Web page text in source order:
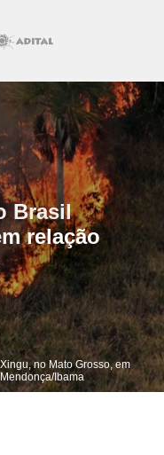
Brasil
relação
no Mato Grosso, em
Ibama